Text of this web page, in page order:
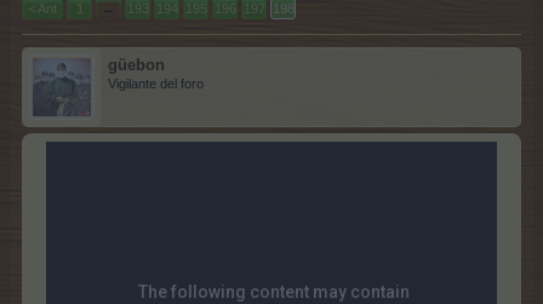
< Ant 1 ← 193 194 195 196 197 198
güebon
Vigilante del foro